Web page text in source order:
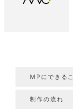
MPにできる
制作の流れ